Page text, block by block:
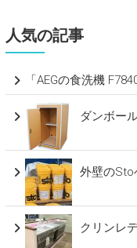
人気の記事
「AEGの食洗機
ダンボー
外壁のSto
クリンレ